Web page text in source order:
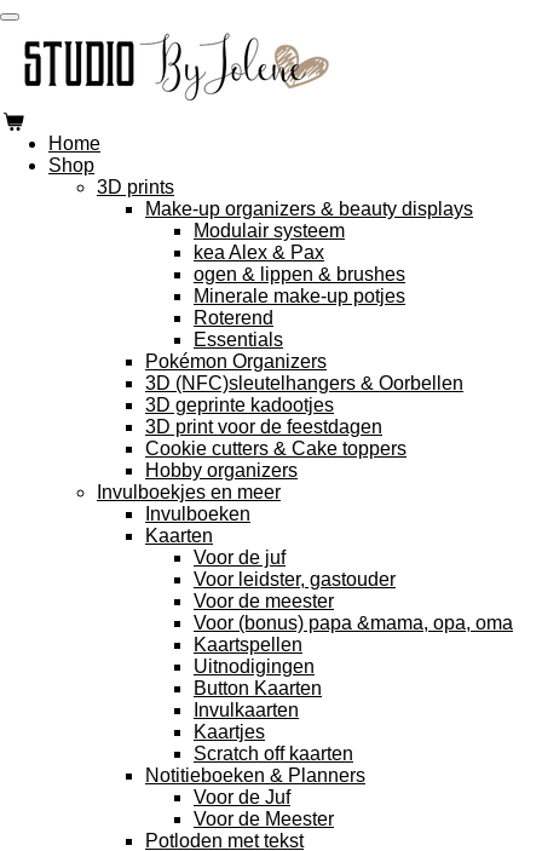
Ga
direct
naar
de
Home
Shop
3D prints
Make-up organizers & beauty displays
Modulair systeem
kea Alex & Pax
ogen & lippen & brushes
Minerale make-up potjes
Roterend
Essentials
Pokémon Organizers
3D (NFC)sleutelhangers & Oorbellen
3D geprinte kadootjes
3D print voor de feestdagen
Cookie cutters & Cake toppers
Hobby organizers
Invulboekjes en meer
Invulboeken
Kaarten
Voor de juf
Voor leidster, gastouder
Voor de meester
Voor (bonus) papa &mama, opa, oma
Kaartspellen
Uitnodigingen
Button Kaarten
Invulkaarten
Kaartjes
Scratch off kaarten
Notitieboeken & Planners
Voor de Juf
Voor de Meester
Potloden met tekst